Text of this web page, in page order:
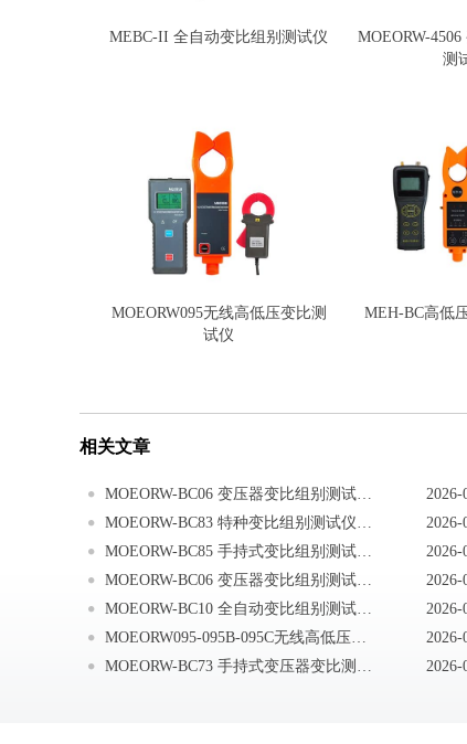
MEBC-II 全自动变比组别测试仪
MOEORW-
测
MOEORW095无线高低压变比测
试仪
MEH-BC高低
相关文章
MOEORW-BC06 变压器变比组别测试仪仪器常见问题
2026-
MOEORW-BC83 特种变比组别测试仪注意事项
2026-
MOEORW-BC85 手持式变比组别测试仪注意事项
2026-
MOEORW-BC06 变压器变比组别测试仪注意事项
2026-
MOEORW-BC10 全自动变比组别测试仪注意事项
2026-
MOEORW095-095B-095C无线高低压变比测试仪电池更换
2026-
MOEORW-BC73 手持式变压器变比测试仪注意事项
2026-